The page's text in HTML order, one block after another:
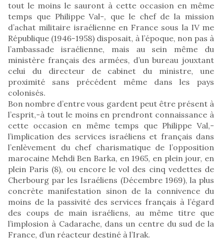
tout le moins le sauront à cette occasion en même
temps que Philippe Val-, que le chef de la mission
d’achat militaire israélienne en France sous la IV me
République (1946-1958) disposait, à l’époque, non pas à
l’ambassade israélienne, mais au sein même du
ministère français des armées, d’un bureau jouxtant
celui du directeur de cabinet du ministre, une
proximité sans précédent même dans les pays
colonisés.
Bon nombre d’entre vous gardent peut être présent à
l’esprit,-à tout le moins en prendront connaissance à
cette occasion en même temps que Philippe Val,-
l’implication des services israéliens et français dans
l’enlèvement du chef charismatique de l’opposition
marocaine Mehdi Ben Barka, en 1965, en plein jour, en
plein Paris (8), ou encore le vol des cinq vedettes de
Cherbourg par les Israéliens (Décembre 1969), la plus
concrète manifestation sinon de la connivence du
moins de la passivité des services français à l’égard
des coups de main israéliens, au même titre que
l’implosion à Cadarache, dans un centre du sud de la
France, d’un réacteur destiné à l’Irak.